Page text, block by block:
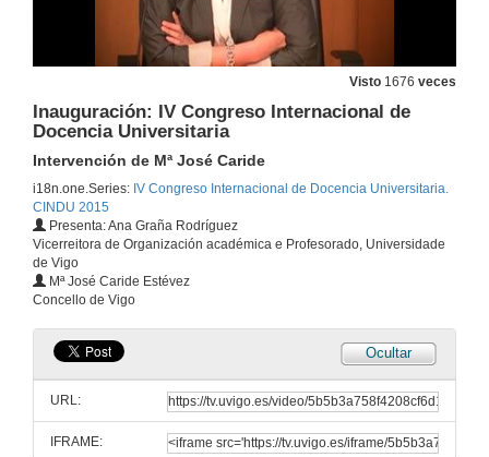
Visto 1676 veces
Inauguración: IV Congreso Internacional de
Docencia Universitaria
Intervención de Mª José Caride
i18n.one.Series: IV Congreso Internacional de Docencia Universitaria.
CINDU 2015
Presenta: Ana Graña Rodríguez
Vicerreitora de Organización académica e Profesorado, Universidade
de Vigo
Mª José Caride Estévez
Concello de Vigo
Ocultar
URL:
IFRAME: